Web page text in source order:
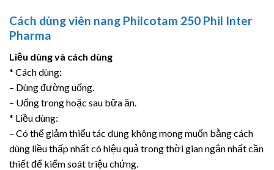
Cách dùng viên nang Philcotam 250 Phil Inter
Pharma
Liều dùng và cách dùng
* Cách dùng:
– Dùng đường uống.
– Uống trong hoặc sau bữa ăn.
* Liều dùng:
– Có thể giảm thiểu tác dụng không mong muốn bằng cách
dùng liều thấp nhất có hiệu quả trong thời gian ngắn nhất cần
thiết để kiểm soát triệu chứng.